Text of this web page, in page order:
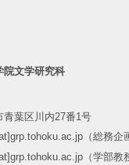
院文学研究科
青葉区川内27番1号
（総務企
（学部教